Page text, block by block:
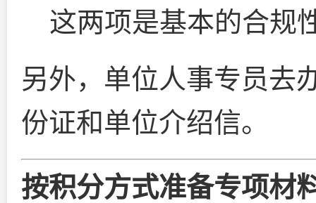
这两项是基本的合规
另外，单位人事专员去
份证和单位介绍信。
按积分方式准备专项材